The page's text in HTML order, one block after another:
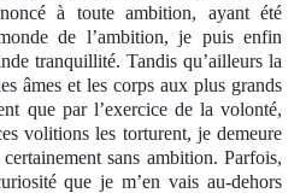
à toute ambition, ayant été
de l’ambition, je puis enfin
tranquillité. Tandis qu’ailleurs la
âmes et les corps aux plus grands
que par l’exercice de la volonté,
volitions les torturent, je demeure
sans ambition. Parfois,
que je m’en vais au-dehors